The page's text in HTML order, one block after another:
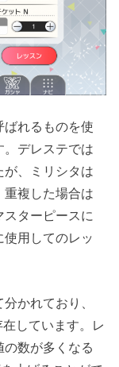
ばれるものを使
。デレステでは
が、ミリシタは
重複した場合は
ターピースに
用してのレッ
かれており、
しています。レ
数が多くなる